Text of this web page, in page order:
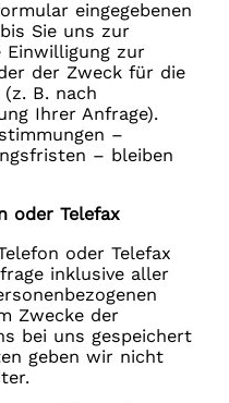
eingegebenen
Sie uns zur
Einwilligung zur
der Zweck für die
B. nach
Ihrer Anfrage).
–
– bleiben
oder Telefax
oder Telefax
inklusive aller
Zwecke der
bei uns gespeichert
geben wir nicht